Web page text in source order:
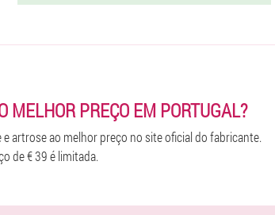
MELHOR PREÇO EM PORTUGAL?
artrose ao melhor preço no site oficial do fabricante.
de € 39 é limitada.